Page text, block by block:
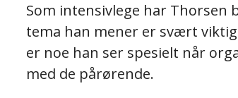
Som intensivlege har Thorsen
tema han mener er svært
er noe han ser spesielt når
med de pårørende.